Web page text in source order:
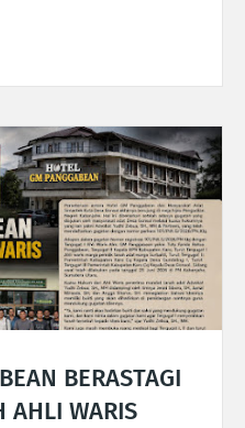
BERASTAGI
AHLI WARIS